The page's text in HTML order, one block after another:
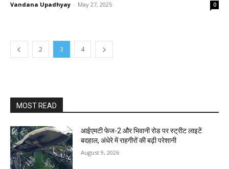
Vandana Upadhyay - May 27, 2025 0
2 3 4
MOST READ
आईएमटी फेज-2 और भिवानी रोड पर स्ट्रीट लाइटें
बदहाल, अंधेरे में राहगीरों की बढ़ी परेशानी
August 9, 2026